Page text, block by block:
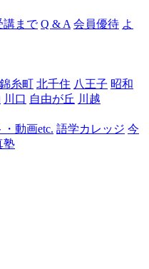
チ
語
カ
講まで Q & A 会員優待 よ
錦糸町 北千住 八王子 昭和
川口 自由が丘 川越
動画etc. 語学カレッジ 今
塾